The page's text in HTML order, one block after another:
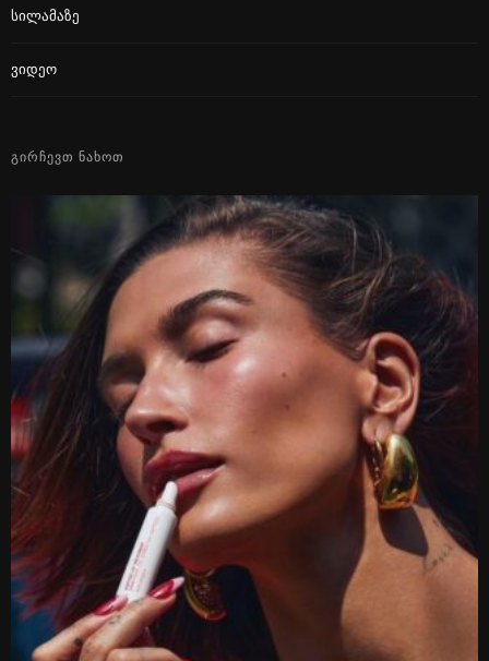
Სილამაზე
Ვიდეო
ᲒᲘᲠᲩᲔᲕᲗ ᲜᲐᲮᲝᲗ